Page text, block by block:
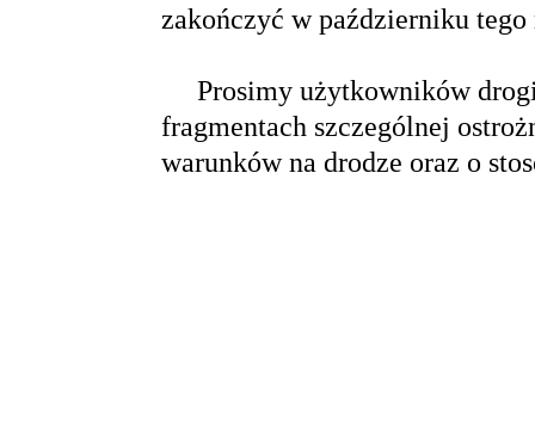
zakończyć w październiku
Prosimy użytkowników drogi
fragmentach szczególnej
warunków na drodze oraz o